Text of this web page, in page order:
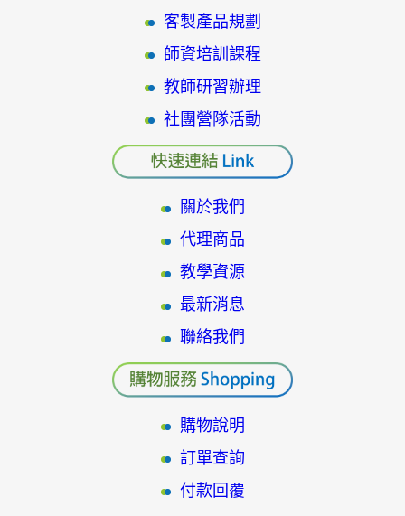
客製產品規劃
師資培訓課程
教師研習辦理
社團營隊活動
關於我們
代理商品
教學資源
最新消息
聯絡我們
購物說明
訂單查詢
付款回覆